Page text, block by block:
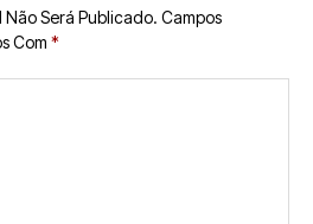
Não Será Publicado. Campos
Com *